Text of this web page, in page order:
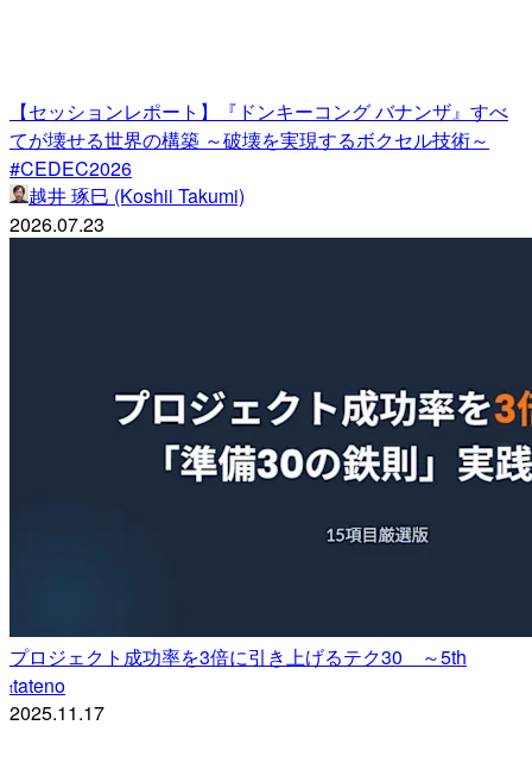
【セッションレポート】『ドンキーコング バナンザ』すべ
てが壊せる世界の構築 ～破壊を実現するボクセル技術～
#CEDEC2026
越井 琢巳 (Koshii Takumi)
2026.07.23
プロジェクト成功率を3倍に引き上げるテク30 ～5th
ttateno
2025.11.17